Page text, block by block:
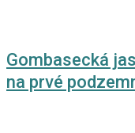
Gombasecká
na prvé